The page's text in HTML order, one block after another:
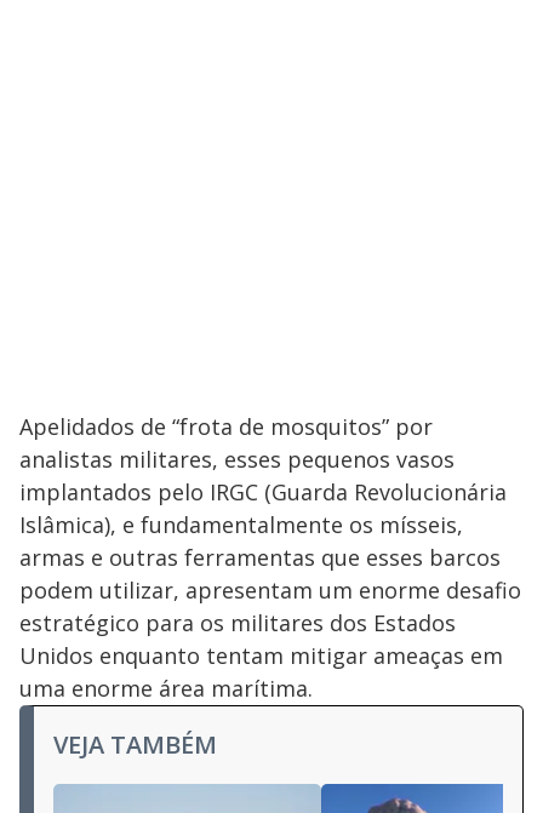
Apelidados de “frota de mosquitos” por
analistas militares, esses pequenos vasos
implantados pelo IRGC (Guarda Revolucionária
Islâmica), e fundamentalmente os mísseis,
armas e outras ferramentas que esses barcos
podem utilizar, apresentam um enorme desafio
estratégico para os militares dos Estados
Unidos enquanto tentam mitigar ameaças em
uma enorme área marítima.
VEJA TAMBÉM